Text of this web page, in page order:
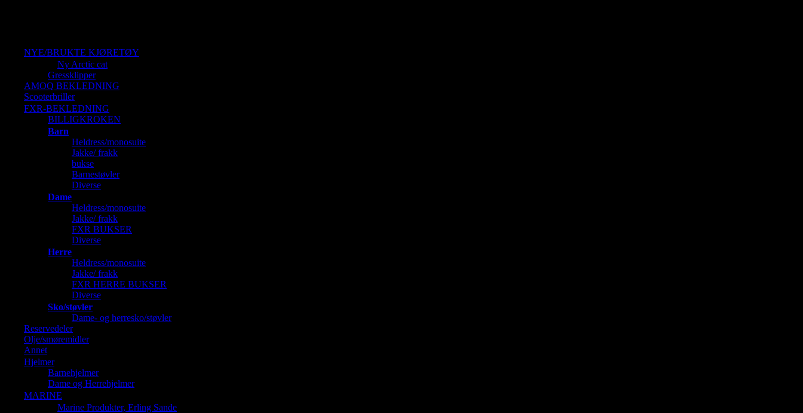
NYE/BRUKTE KJØRETØY
Ny Arctic cat
Gressklipper
AMOQ BEKLEDNING
Scooterbriller
FXR-BEKLEDNING
BILLIGKROKEN
Barn
Heldress/monosuite
Jakke/ frakk
bukse
Barnestøvler
Diverse
Dame
Heldress/monosuite
Jakke/ frakk
FXR BUKSER
Diverse
Herre
Heldress/monosuite
Jakke/ frakk
FXR HERRE BUKSER
Diverse
Sko/støvler
Dame- og herresko/støvler
Reservedeler
Olje/smøremidler
Annet
Hjelmer
Barnehjelmer
Dame og Herrehjelmer
MARINE
Marine Produkter, Erling Sande